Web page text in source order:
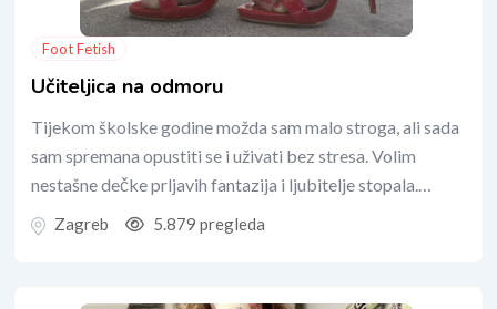
Foot Fetish
Učiteljica na odmoru
Tijekom školske godine možda sam malo stroga, ali sada
sam spremana opustiti se i uživati bez stresa. Volim
nestašne dečke prljavih fantazija i ljubitelje stopala.…
Zagreb 5.879 pregleda